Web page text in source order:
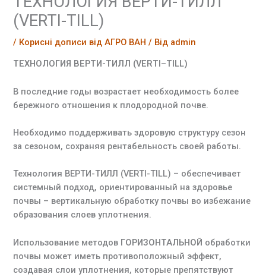
(VERTI-TILL)
/ Корисні дописи від АГРО ВАН / Від admin
ТЕХНОЛОГИЯ ВЕРТИ-ТИЛЛ (VERTI–TILL)
В последние годы возрастает необходимость более
бережного отношения к плодородной почве.
Необходимо поддерживать здоровую структуру сезон
за сезоном, сохраняя рентабельность своей работы.
Технология ВЕРТИ-ТИЛЛ (VERTI-TILL) – обеспечивает
системный подход, ориентированный на здоровье
почвы – вертикальную обработку почвы во избежание
образования слоев уплотнения.
Использование методов ГОРИЗОНТАЛЬНОЙ обработки
почвы может иметь противоположный эффект,
создавая слои уплотнения, которые препятствуют